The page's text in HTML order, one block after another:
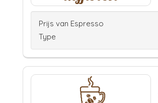
Prijs van Espresso
Type